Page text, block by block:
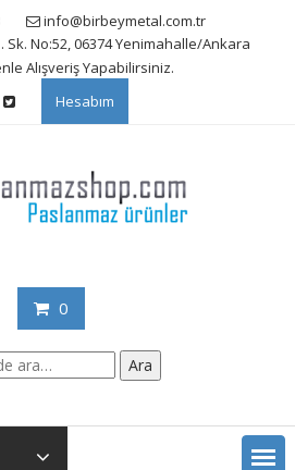
info@birbeymetal.com.tr
Sk. No:52, 06374 Yenimahalle/Ankara
Alışveriş Yapabilirsiniz.
Hesabım
0
Ara